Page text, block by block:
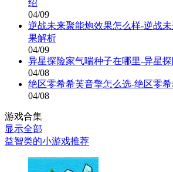
绍
04/09
逆战未来聚能炮效果怎么样-逆战
果解析
04/09
异星探险家气喘种子在哪里-异星
04/08
绝区零希希芙音擎怎么选-绝区零
04/08
游戏合集
显示全部
益智类的小游戏推荐